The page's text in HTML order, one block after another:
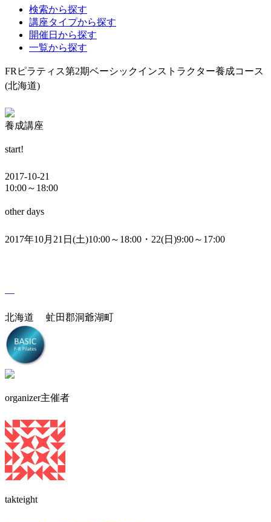
検索から探す
講座タイプから探す
開催日から探す
一覧から探す
FRピラティス第2期ベーシックインストラクター養成コース
(北海道)
養成講座
start!
2017-10-21
10:00～18:00
other days
2017年10月21日(土)10:00～18:00・22(日)9:00～17:00
北海道 虻田郡洞爺湖町
organizer主催者
takteight